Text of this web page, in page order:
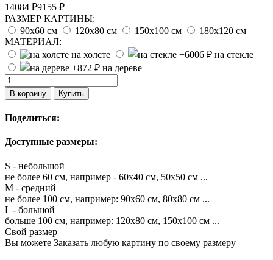
14084 ₽9155 ₽
РАЗМЕР КАРТИНЫ:
90х60 см
120х80 см 150х100 см
180х120 см
МАТЕРИАЛ:
на холсте
на стекле
на дереве
В корзину Купить
Поделиться:
Доступные размеры:
S - небольшой
не более 60 см, например - 60х40 см, 50х50 см ...
M - средний
не более 100 см, например: 90х60 см, 80х80 см ...
L - большой
больше 100 см, например: 120х80 см, 150х100 см ...
Свой размер
Вы можете Заказать любую картину по своему размеру